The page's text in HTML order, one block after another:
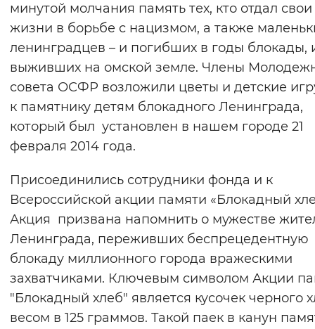
минутой молчания память тех, кто отдал свои
жизни в борьбе с нацизмом, а также
ленинградцев – и погибших в годы блокады,
выживших на омской земле. Члены
совета ОСФР возложили цветы и детские
к памятнику детям блокадного Ленинграда,
который был установлен в нашем городе 21
февраля 2014 года.
Присоединились сотрудники фонда и к
Всероссийской акции памяти «Блокадный
Акция призвана напомнить о мужестве
Ленинграда, переживших беспрецедентную
блокаду миллионного города вражескими
захватчиками. Ключевым символом Акции
"Блокадный хлеб" является кусочек черного
весом в 125 граммов. Такой паек в канун